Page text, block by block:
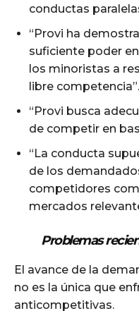
conductas
“Provi ha
suficiente poder
los minoristas a
libre competencia”.
“Provi busca
de competir en
“La conducta
de los
competidores
mercados
Problemas
El avance de la
no es la única que
anticompetitivas.